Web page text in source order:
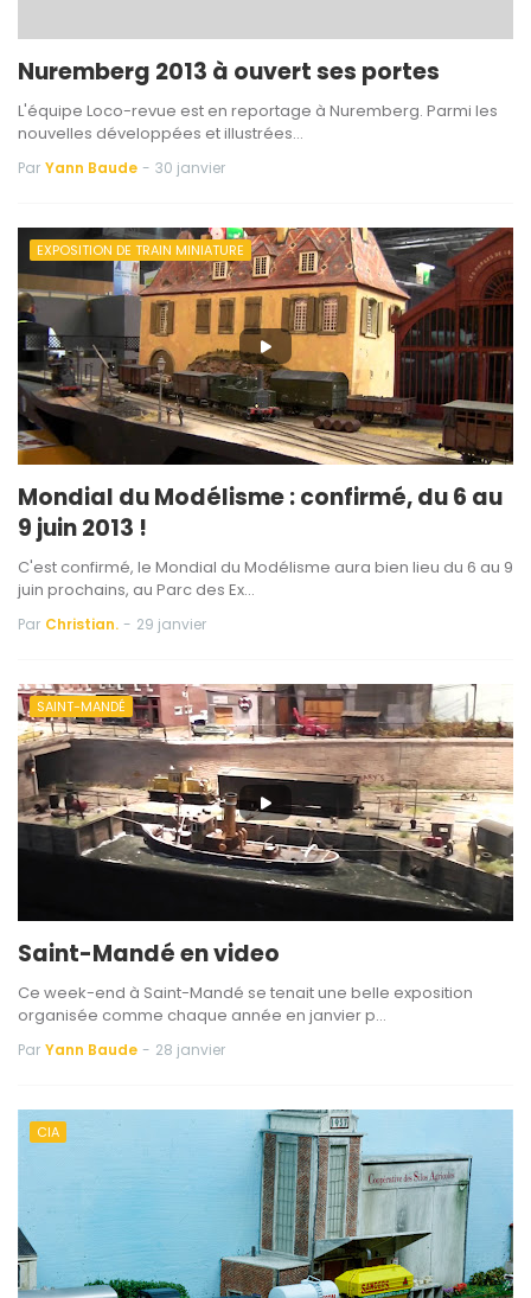
Nuremberg 2013 à ouvert ses portes
L'équipe Loco-revue est en reportage à Nuremberg. Parmi les
nouvelles développées et illustrées…
Par Yann Baude - 30 janvier
EXPOSITION DE TRAIN MINIATURE
Mondial du Modélisme : confirmé, du 6 au
9 juin 2013 !
C'est confirmé, le Mondial du Modélisme aura bien lieu du 6 au 9
juin prochains, au Parc des Ex…
Par Christian. - 29 janvier
SAINT-MANDÉ
Saint-Mandé en video
Ce week-end à Saint-Mandé se tenait une belle exposition
organisée comme chaque année en janvier p…
Par Yann Baude - 28 janvier
CIA